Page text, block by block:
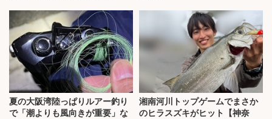
夏の大阪湾陸っぱりルアー釣り
で「潮よりも風向きが重要」な
湘南河川トップゲームでまさか
のヒラスズキがヒット【神奈